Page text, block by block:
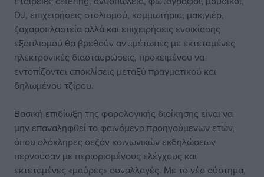
DJ, επιχειρήσεις στολισμού, κομμωτήρια, μακιγιέρ,
ζαχαροπλαστεία αλλά και επιχειρήσεις ενοικίασης
εξοπλισμού θα βρεθούν αντιμέτωπες με εκτεταμένες
ηλεκτρονικές διασταυρώσεις, προκειμένου να
εντοπίζονται αποκλίσεις μεταξύ πραγματικού και
δηλωμένου τζίρου.
Βασική επιδίωξη της φορολογικής διοίκησης είναι να
μην επαναληφθεί το φαινόμενο προηγούμενων ετών,
όπου ολόκληρες σεζόν κοινωνικών εκδηλώσεων
περνούσαν με περιορισμένους ελέγχους και
εκτεταμένες «μαύρες» συναλλαγές. Με το νέο σύστημα,